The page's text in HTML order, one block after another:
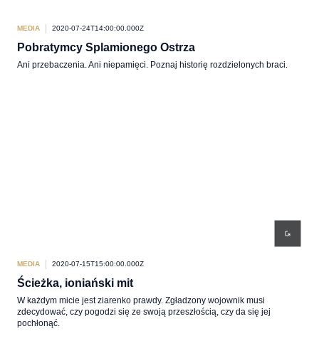
MEDIA 2020-07-24T14:00:00.000Z
Pobratymcy Splamionego Ostrza
Ani przebaczenia. Ani niepamięci. Poznaj historię rozdzielonych braci.
MEDIA 2020-07-15T15:00:00.000Z
Ścieżka, ioniański mit
W każdym micie jest ziarenko prawdy. Zgładzony wojownik musi
zdecydować, czy pogodzi się ze swoją przeszłością, czy da się jej
pochłonąć.